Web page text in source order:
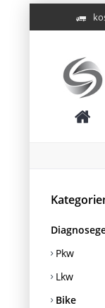
Pkw
Lkw
Bike